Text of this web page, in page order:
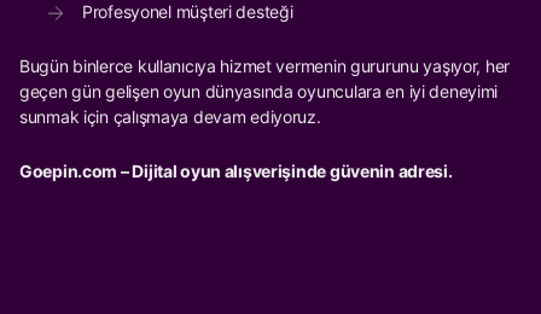
Profesyonel müşteri desteği
Bugün binlerce kullanıcıya hizmet vermenin gururunu yaşıyor, her
geçen gün gelişen oyun dünyasında oyunculara en iyi deneyimi
sunmak için çalışmaya devam ediyoruz.
Goepin.com – Dijital oyun alışverişinde güvenin adresi.